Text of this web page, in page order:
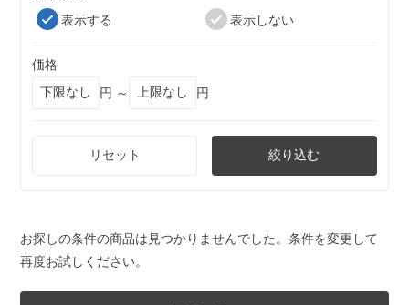
表示する
表示しない
価格
円 ～
円
リセット 絞り込む
お探しの条件の商品は見つかりませんでした。条件を変更して
再度お試しください。